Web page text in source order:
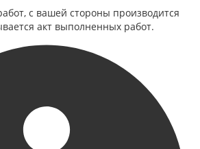
с вашей стороны производится
акт выполненных работ.